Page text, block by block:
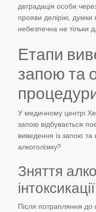
деградація особи
прояви делірію,
небезпечна не тільки
Етапи
запою та
У медичному центрі
запою відбувається
виведення із запою та
алкоголізму?
Зняття
інтоксикації
Після потрапляння до